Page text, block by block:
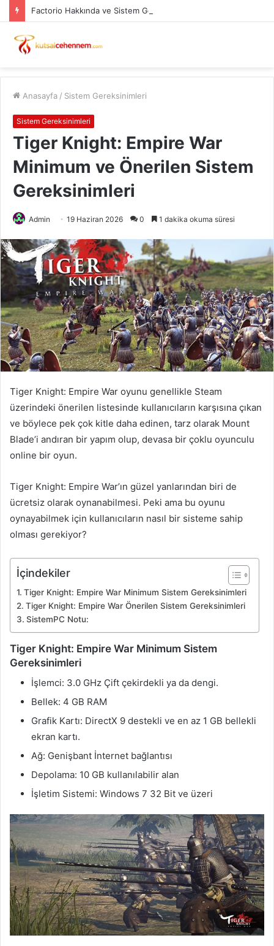
Factorio Hakkında ve Sistem Gereksinimleri
Anasayfa / Sistem Gereksinimleri
Sistem Gereksinimleri
Tiger Knight: Empire War
Minimum ve Önerilen Sistem
Gereksinimleri
Admin 19 Haziran 2026 0 1 dakika okuma süresi
Tiger Knight: Empire War oyunu genellikle Steam
üzerindeki önerilen listesinde kullanıcıların karşısına çıkan
ve böylece pek çok kitle daha edinen, tarz olarak Mount
Blade’i andıran bir yapım olup, devasa bir çoklu oyunculu
online bir oyun.
Tiger Knight: Empire War’ın güzel yanlarından biri de
ücretsiz olarak oynanabilmesi. Peki ama bu oyunu
oynayabilmek için kullanıcıların nasıl bir sisteme sahip
olması gerekiyor?
İçindekiler
Tiger Knight: Empire War Minimum Sistem Gereksinimleri
Tiger Knight: Empire War Önerilen Sistem Gereksinimleri
SistemPC Notu:
Tiger Knight: Empire War Minimum Sistem
Gereksinimleri
İşlemci: 3.0 GHz Çift çekirdekli ya da dengi.
Bellek: 4 GB RAM
Grafik Kartı: DirectX 9 destekli ve en az 1 GB bellekli
ekran kartı.
Ağ: Genişbant İnternet bağlantısı
Depolama: 10 GB kullanılabilir alan
İşletim Sistemi: Windows 7 32 Bit ve üzeri